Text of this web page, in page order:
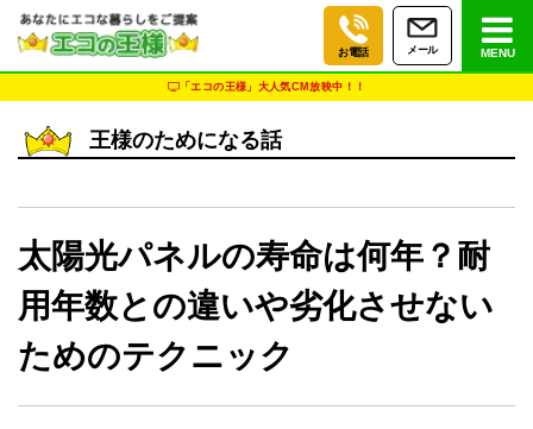
お電話 メール MENU
「エコの王様」大人気CM放映中！！
王様のためになる話
太陽光パネルの寿命は何年？耐
用年数との違いや劣化させない
ためのテクニック